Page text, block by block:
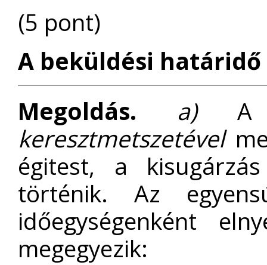
(5 pont)
A beküldési határidő
Megoldás.
a)A
keresztmetszetével
égitest, a
történik. Az
időegységenként
megegyezik: